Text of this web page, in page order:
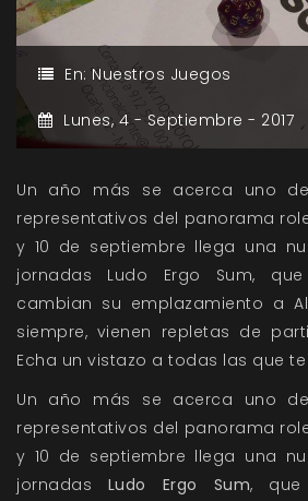
En:Nuestros Juegos
Lunes, 4 -Septiembre - 2017
Un año más se acerca uno
representativos del panorama
y 10 de septiembre llega una
jornadas Ludo Ergo Sum,
cambian su emplazamiento a
siempre, vienen repletas de
Echa un vistazo a todas las que
Un año más se acerca uno
representativos del panorama
y 10 de septiembre llega una
jornadas Ludo Ergo Sum, que